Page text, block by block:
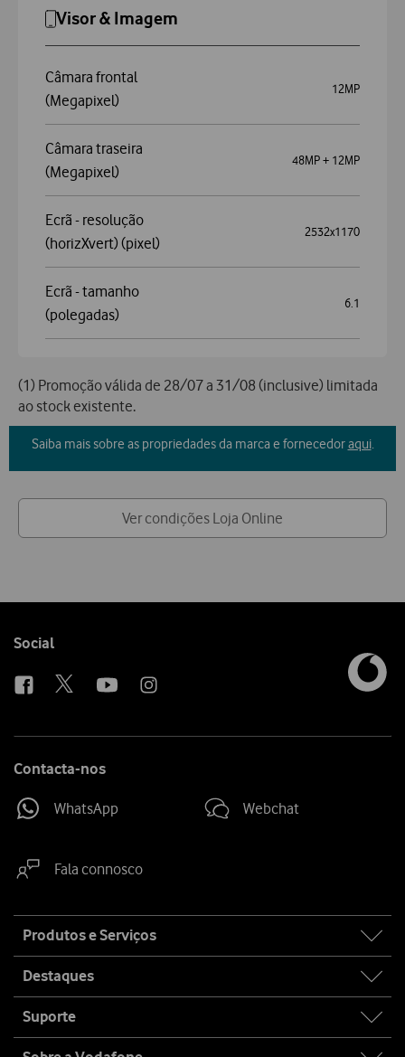
Visor & Imagem
Câmara frontal
(Megapixel)
12MP
Câmara traseira
(Megapixel)
48MP + 12MP
Ecrã - resolução
(horizXvert) (pixel)
2532x1170
Ecrã - tamanho
(polegadas)
6.1
(1) Promoção válida de 28/07 a 31/08 (inclusive) limitada
ao stock existente.
Saiba mais sobre as propriedades da marca e fornecedoraqui.
Ver condições Loja Online
Follow
Social
Contacta-nos
WhatsApp Webchat
Fala connosco
map
Produtos e Serviços
Destaques
Suporte